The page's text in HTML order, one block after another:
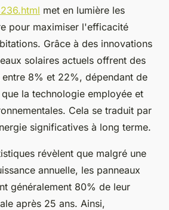
met en lumière les
pour maximiser l'efficacité
Grâce à des innovations
solaires actuels offrent des
entre 8% et 22%, dépendant de
la technologie employée et
Cela se traduit par
significatives à long terme.
révèlent que malgré une
annuelle, les panneaux
généralement 80% de leur
après 25 ans. Ainsi,